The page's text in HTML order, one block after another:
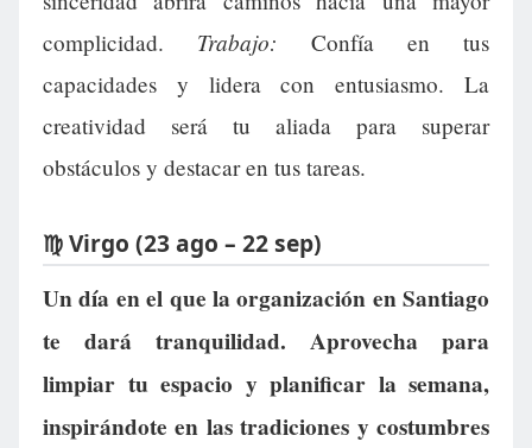
complicidad. Trabajo: Confía en tus
capacidades y lidera con entusiasmo. La
creatividad será tu aliada para superar
obstáculos y destacar en tus tareas.
♍ Virgo (23 ago – 22 sep)
Un día en el que la organización en Santiago
te dará tranquilidad. Aprovecha para
limpiar tu espacio y planificar la semana,
inspirándote en las tradiciones y costumbres